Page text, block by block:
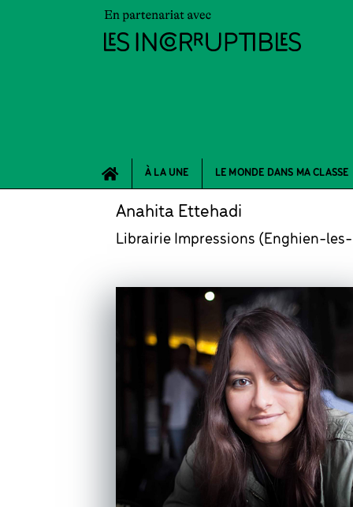
À LA UNE LE MONDE DANS MA CLASSE
Anahita Ettehadi
Librairie Impressions (Enghien-